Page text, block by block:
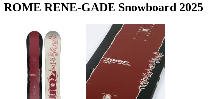
ROME RENE-GADE Snowboard 2025